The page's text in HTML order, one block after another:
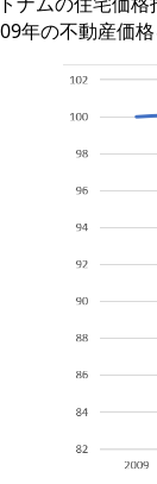
年の不動産価